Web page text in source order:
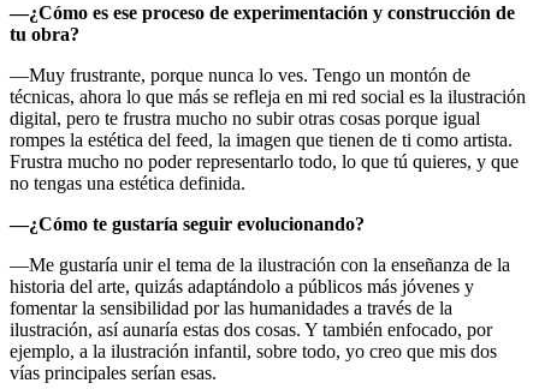
—¿Cómo es ese proceso de experimentación y construcción de
tu obra?
—Muy frustrante, porque nunca lo ves. Tengo un montón de
técnicas, ahora lo que más se refleja en mi red social es la ilustración
digital, pero te frustra mucho no subir otras cosas porque igual
rompes la estética del feed, la imagen que tienen de ti como artista.
Frustra mucho no poder representarlo todo, lo que tú quieres, y que
no tengas una estética definida.
—¿Cómo te gustaría seguir evolucionando?
—Me gustaría unir el tema de la ilustración con la enseñanza de la
historia del arte, quizás adaptándolo a públicos más jóvenes y
fomentar la sensibilidad por las humanidades a través de la
ilustración, así aunaría estas dos cosas. Y también enfocado, por
ejemplo, a la ilustración infantil, sobre todo, yo creo que mis dos
vías principales serían esas.